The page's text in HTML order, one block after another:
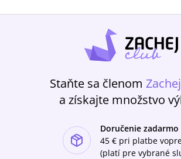
Staňte sa členom
a získajte množstvo
Doručenie zadarmo
45 € pri platbe
(platí pre vybrané